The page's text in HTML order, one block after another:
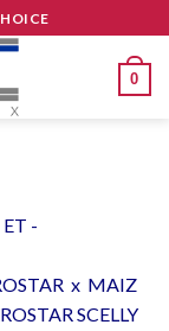
0
-
x MAIZ
SCELLY